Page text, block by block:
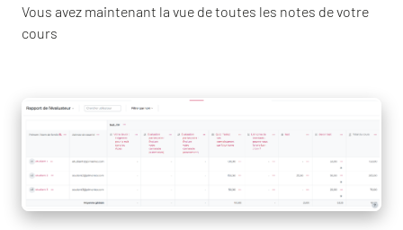
Vous avez maintenant la vue de toutes les notes de votre
cours